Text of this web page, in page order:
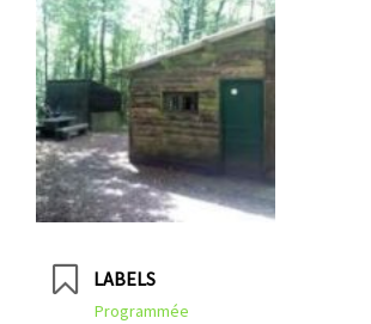
LABELS
Programmée